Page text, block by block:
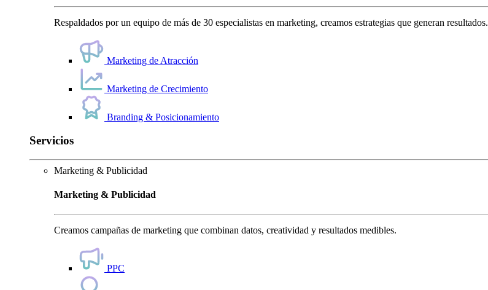
Respaldados por un equipo de más de 30 especialistas en marketing, creamos estrategias que generan resultados.
Marketing de Atracción
Marketing de Crecimiento
Branding & Posicionamiento
Servicios
Marketing & Publicidad
Marketing & Publicidad
Creamos campañas de marketing que combinan datos, creatividad y resultados medibles.
PPC